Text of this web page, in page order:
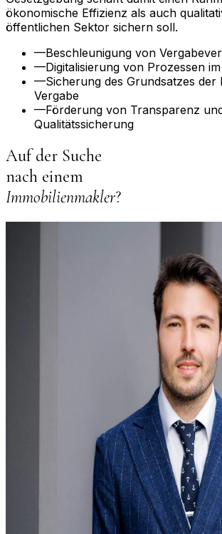
ökonomische Effizienz als auch
öffentlichen Sektor sichern soll.
—Beschleunigung von
—Digitalisierung von Prozessen
—Sicherung des Grundsatzes der
Vergabe
—Förderung von Transparenz
Qualitätssicherung
Auf der Suche
nach einem
Immobilienmakler?